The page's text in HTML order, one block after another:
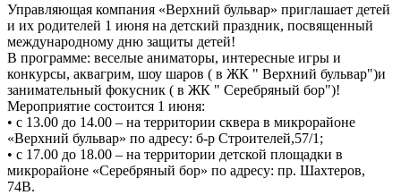
Управляющая компания «Верхний бульвар» приглашает детей
и их родителей 1 июня на детский праздник, посвященный
международному дню защиты детей!
В программе: веселые аниматоры, интересные игры и
конкурсы, аквагрим, шоу шаров ( в ЖК " Верхний бульвар")и
занимательный фокусник ( в ЖК " Серебряный бор")!
Мероприятие состоится 1 июня:
• с 13.00 до 14.00 – на территории сквера в микрорайоне
«Верхний бульвар» по адресу: б-р Строителей,57/1;
• с 17.00 до 18.00 – на территории детской площадки в
микрорайоне «Серебряный бор» по адресу: пр. Шахтеров,
74В.